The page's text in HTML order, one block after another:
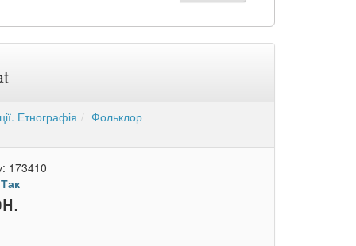
Етнографія
Фольклор
173410
Так